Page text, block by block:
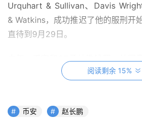
Urquhart & Sullivan、Davis
& Watkins，成功推迟了他的服刑开
直待到9月29日。
去年，币安和CZ承认洗钱罪，并同
和解金，这导致他辞去CEO职务。在
阅读剩余 15%
币安 赵长鹏